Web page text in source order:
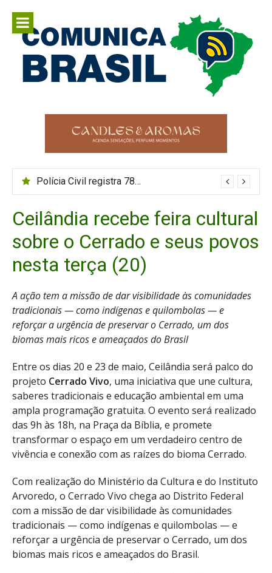
para
conteúdo
Comunica
Brasil
Comunicar é fortalecer o Brasil
Polícia Civil registra 782,4 mil atendimentos a mulheres em 2025
Ceilândia recebe feira cultural
sobre o Cerrado e seus povos
nesta terça (20)
A ação tem a missão de dar visibilidade às comunidades
tradicionais — como indígenas e quilombolas — e
reforçar a urgência de preservar o Cerrado, um dos
biomas mais ricos e ameaçados do Brasil
Entre os dias 20 e 23 de maio, Ceilândia será palco do
projeto Cerrado Vivo, uma iniciativa que une cultura,
saberes tradicionais e educação ambiental em uma
ampla programação gratuita. O evento será realizado
das 9h às 18h, na Praça da Bíblia, e promete
transformar o espaço em um verdadeiro centro de
vivência e conexão com as raízes do bioma Cerrado.
Com realização do Ministério da Cultura e do Instituto
Arvoredo, o Cerrado Vivo chega ao Distrito Federal
com a missão de dar visibilidade às comunidades
tradicionais — como indígenas e quilombolas — e
reforçar a urgência de preservar o Cerrado, um dos
biomas mais ricos e ameaçados do Brasil.